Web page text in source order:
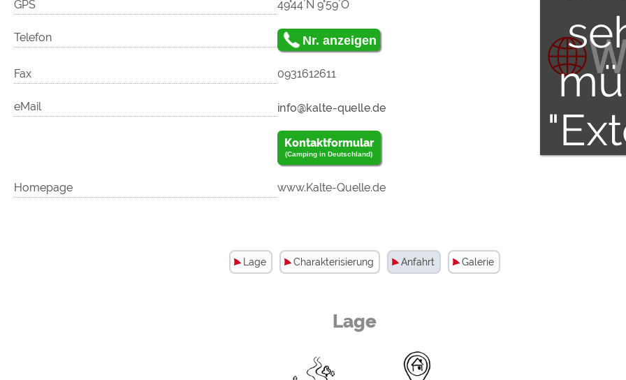
GPS 49°44´N 9°59´O
Telefon Nr. anzeigen
Fax 0931612611
eMail
Kontaktformular
(Camping in Deutschland)
Homepage www.Kalte-Quelle.de
Lage Charakterisierung Anfahrt Galerie
Lage